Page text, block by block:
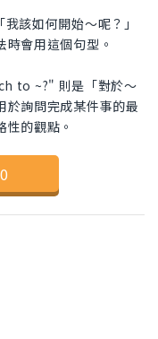
該如何開始～呢？」
會用這個句型。
to ~?" 則是「對於～
於詢問完成某件事的最
的觀點。
0